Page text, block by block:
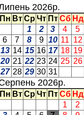
2026p.
Пн Вт Ср Чт Пт Сб Нд
1
2 3 4
5
6
7 8 9 10 11 12
13 14 15 16 17 18 19
20 21 22 23 24 25 26
27 28 29 30 31
2026p.
Пн Вт Ср Чт Пт Сб Нд
1
2